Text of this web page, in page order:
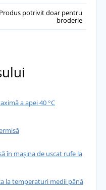
Produs potrivit doar pentru
broderie
a apei 40 °C
în mașina de uscat rufe la
la temperaturi medii până